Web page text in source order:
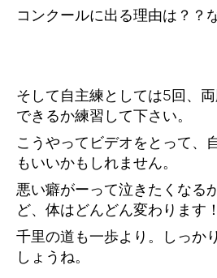
コンクールに出る理由は？？な
そして自主練としては5回、
できるか練習して下さい。
こうやってビデオをとって、
もいいかもしれません。
悪い癖がーって泣きたくなる
ど、体はどんどん変わります！
千里の道も一歩より。しっか
しょうね。